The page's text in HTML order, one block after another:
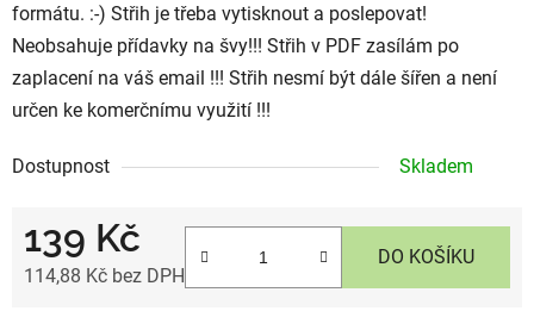
formátu. :-) Střih je třeba vytisknout a poslepovat!
Neobsahuje přídavky na švy!!! Střih v PDF zasílám po
zaplacení na váš email !!! Střih nesmí být dále šířen a není
určen ke komerčnímu využití !!!
Dostupnost Skladem
139 Kč
114,88 Kč bez DPH
DO KOŠÍKU